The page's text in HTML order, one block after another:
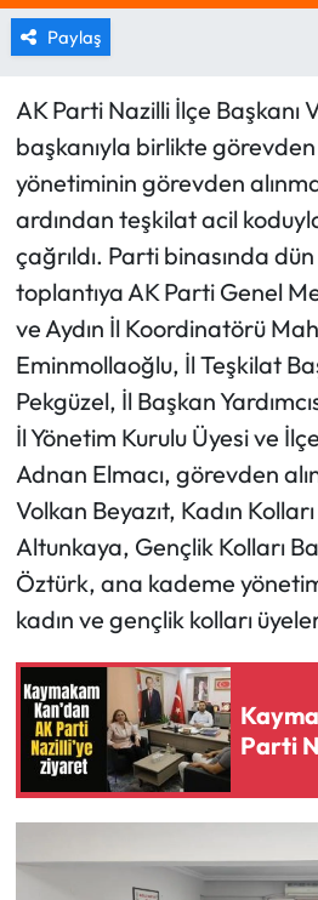
Paylaş
AK Parti Nazilli İlçe Başkanı
başkanıyla birlikte görevden
yönetiminin görevden
ardından teşkilat acil
çağrıldı. Parti binasında
toplantıya AK Parti Genel
ve Aydın İl Koordinatörü
Eminmollaoğlu, İl Teşkilat
Pekgüzel, İl Başkan
İl Yönetim Kurulu Üyesi ve
Adnan Elmacı, görevden
Volkan Beyazıt, Kadın
Altunkaya, Gençlik Kolları
Öztürk, ana kademe
kadın ve gençlik kolları
Parti
RESMİ İLANLAR
HABER İLAN